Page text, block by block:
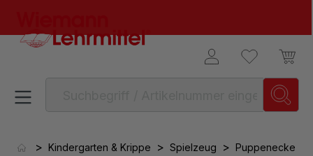
> Kindergarten & Krippe > Spielzeug > Puppenecke